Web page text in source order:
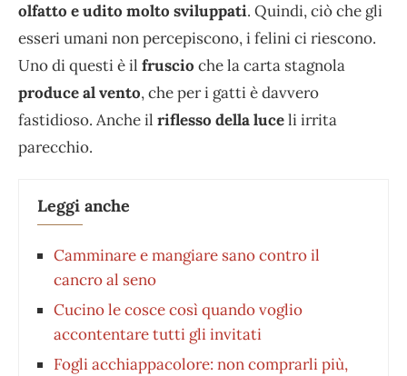
olfatto e udito molto sviluppati. Quindi, ciò che gli
esseri umani non percepiscono, i felini ci riescono.
Uno di questi è il fruscio che la carta stagnola
produce al vento, che per i gatti è davvero
fastidioso. Anche il riflesso della luceli irrita
parecchio.
Leggi anche
Camminare e mangiare sano contro il
cancro al seno
Cucino le cosce così quando voglio
accontentare tutti gli invitati
Fogli acchiappacolore: non comprarli più,